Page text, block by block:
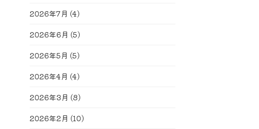
2026年7月 (4)
2026年6月 (5)
2026年5月 (5)
2026年4月 (4)
2026年3月 (8)
2026年2月 (10)